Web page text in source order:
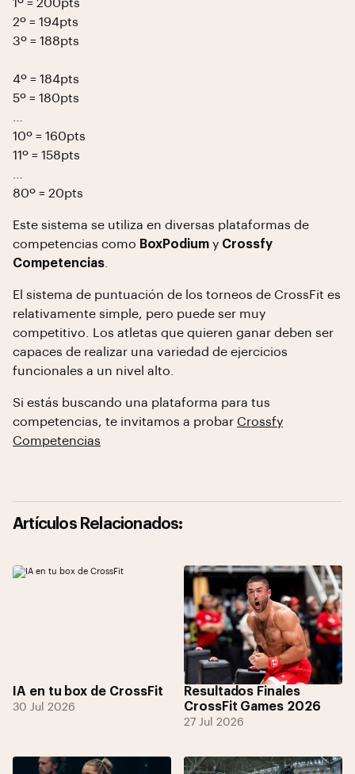
1º = 200pts
2º = 194pts
3º = 188pts
4º = 184pts
5º = 180pts
10º = 160pts
11º = 158pts
80º = 20pts
Este sistema se utiliza en diversas plataformas de
competencias como BoxPodium y Crossfy
Competencias
El sistema de puntuación de los torneos de CrossFit es
relativamente simple, pero puede ser muy
competitivo. Los atletas que quieren ganar deben ser
capaces de realizar una variedad de ejercicios
funcionales a un nivel alto.
Si estás buscando una plataforma para tus
competencias, te invitamos a probar Crossfy
Competencias
Artículos Relacionados:
IA en tu box de CrossFit
30 Jul 2026
Resultados Finales
CrossFit Games 2026
27 Jul 2026